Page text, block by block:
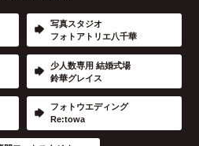
写真スタジオ
フォトアトリエ八千華
少人数専用 結婚式場
鈴華グレイス
フォトウエディング
Re:towa